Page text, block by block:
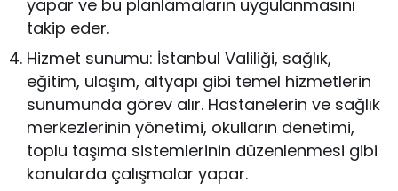
yapar ve bu planlamaların uygulanmasını
takip eder.
Hizmet sunumu: İstanbul Valiliği, sağlık,
eğitim, ulaşım, altyapı gibi temel hizmetlerin
sunumunda görev alır. Hastanelerin ve sağlık
merkezlerinin yönetimi, okulların denetimi,
toplu taşıma sistemlerinin düzenlenmesi gibi
konularda çalışmalar yapar.